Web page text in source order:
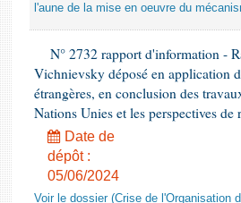
l'aune de la mise en oeuvre du
N° 2732 rapport d'information -
Vichnievsky déposé en application
étrangères, en conclusion des
Nations Unies et les perspectives de
Date de
dépôt :
05/06/2024
Voir le dossier (Crise de l'Organisation